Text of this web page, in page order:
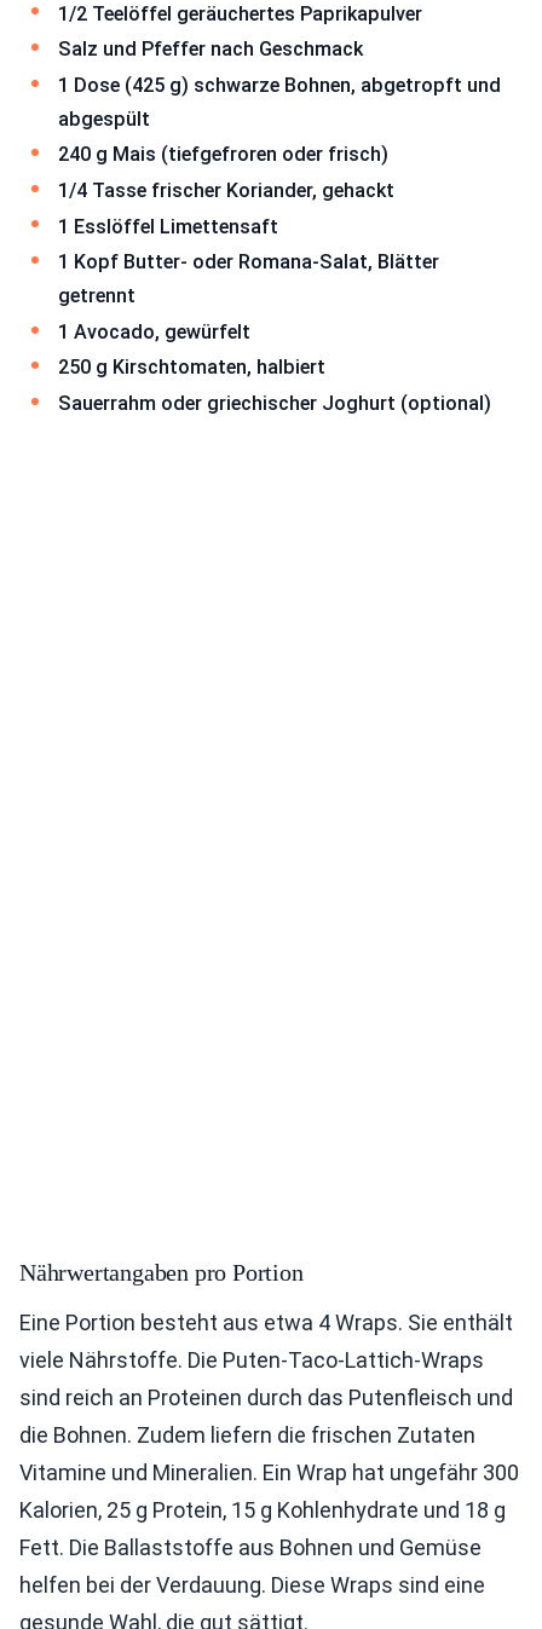
1/2 Teelöffel geräuchertes Paprikapulver
Salz und Pfeffer nach Geschmack
1 Dose (425 g) schwarze Bohnen, abgetropft und
abgespült
240 g Mais (tiefgefroren oder frisch)
1/4 Tasse frischer Koriander, gehackt
1 Esslöffel Limettensaft
1 Kopf Butter- oder Romana-Salat, Blätter
getrennt
1 Avocado, gewürfelt
250 g Kirschtomaten, halbiert
Sauerrahm oder griechischer Joghurt (optional)
Nährwertangaben pro Portion
Eine Portion besteht aus etwa 4 Wraps. Sie enthält
viele Nährstoffe. Die Puten-Taco-Lattich-Wraps
sind reich an Proteinen durch das Putenfleisch und
die Bohnen. Zudem liefern die frischen Zutaten
Vitamine und Mineralien. Ein Wrap hat ungefähr 300
Kalorien, 25 g Protein, 15 g Kohlenhydrate und 18 g
Fett. Die Ballaststoffe aus Bohnen und Gemüse
helfen bei der Verdauung. Diese Wraps sind eine
gesunde Wahl, die gut sättigt.